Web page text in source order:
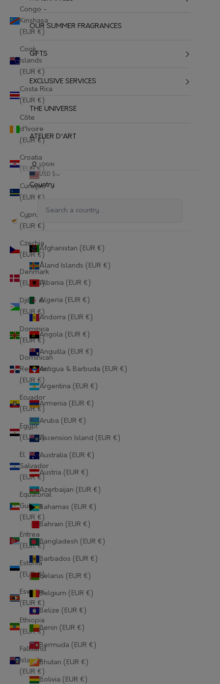
Congo -
Kinshasa
(EUR €)
Cook
Islands
(EUR €)
Costa Rica
(EUR €)
Côte
d’Ivoire
(EUR €)
Croatia
(EUR €)
Curaçao
(EUR €)
Cyprus
(EUR €)
Czechia
(EUR €)
Denmark
(EUR €)
Djibouti
(EUR €)
Dominica
(EUR €)
Dominican
Republic
(EUR €)
Ecuador
(EUR €)
Egypt
(EUR €)
El
Salvador
(EUR €)
Equatorial
Guinea
(EUR €)
Eritrea
(EUR €)
Estonia
(EUR €)
Eswatini
(EUR €)
Ethiopia
(EUR €)
Falkland
Islands
(EUR €)
OUR SUMMER FRAGRANCES
GIFTS
EXCLUSIVE SERVICES
THE UNIVERSE
ATELIER D'ART
LOGIN
USD $
Country
Afghanistan (EUR €)
Åland Islands (EUR €)
Albania (EUR €)
Algeria (EUR €)
Andorra (EUR €)
Angola (EUR €)
Anguilla (EUR €)
Antigua & Barbuda (EUR €)
Argentina (EUR €)
Armenia (EUR €)
Aruba (EUR €)
Ascension Island (EUR €)
Australia (EUR €)
Austria (EUR €)
Azerbaijan (EUR €)
Bahamas (EUR €)
Bahrain (EUR €)
Bangladesh (EUR €)
Barbados (EUR €)
Belarus (EUR €)
Belgium (EUR €)
Belize (EUR €)
Benin (EUR €)
Bermuda (EUR €)
Bhutan (EUR €)
Bolivia (EUR €)